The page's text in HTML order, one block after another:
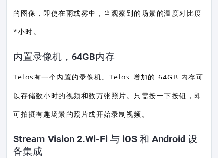
的图像，即使在雨或雾中，当观察到的场景的温度对比度
*小时。
内置录像机，64GB内存
Telos有一个内置的录像机。Telos 增加的 64GB 内存可
以存储数小时的视频和数万张照片。只需按一下按钮，即
可拍摄有趣场景的照片或开始录制视频。
Stream Vision 2.Wi-Fi 与 iOS 和 Android 设
备集成